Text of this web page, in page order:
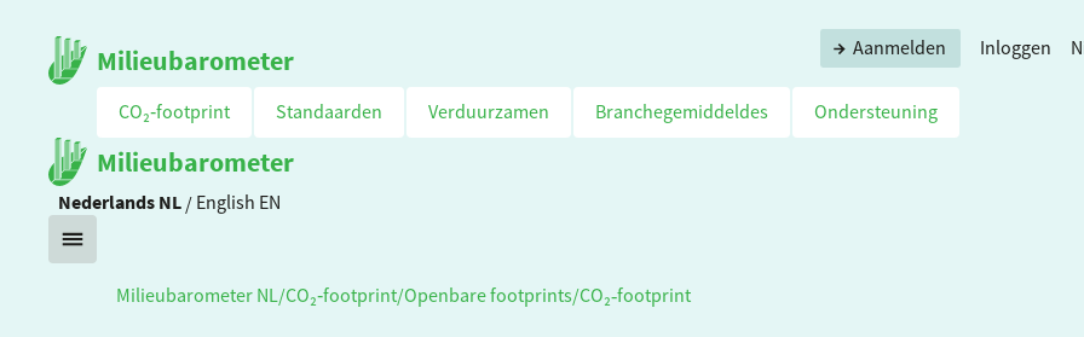
Milieubarometer Aanmelden Inloggen
CO₂‑footprint Standaarden Verduurzamen Branchegemiddeldes Ondersteuning
Milieubarometer
Nederlands NL / English EN
Milieubarometer NL /CO₂‑footprint/Openbare footprints/CO₂‑footprint